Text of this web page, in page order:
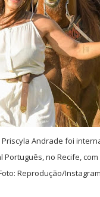
Andrade foi
no Recife,
Reprodução/Instagram